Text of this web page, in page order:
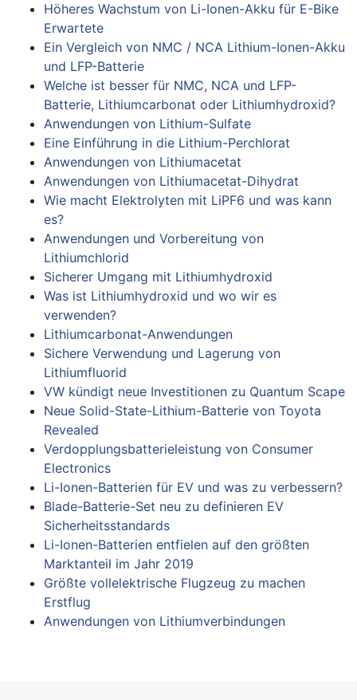
Höheres Wachstum von Li-Ionen-Akku für E-Bike
Erwartete
Ein Vergleich von NMC / NCA Lithium-Ionen-Akku
und LFP-Batterie
Welche ist besser für NMC, NCA und LFP-
Batterie, Lithiumcarbonat oder Lithiumhydroxid?
Anwendungen von Lithium-Sulfate
Eine Einführung in die Lithium-Perchlorat
Anwendungen von Lithiumacetat
Anwendungen von Lithiumacetat-Dihydrat
Wie macht Elektrolyten mit LiPF6 und was kann
es?
Anwendungen und Vorbereitung von
Lithiumchlorid
Sicherer Umgang mit Lithiumhydroxid
Was ist Lithiumhydroxid und wo wir es
verwenden?
Lithiumcarbonat-Anwendungen
Sichere Verwendung und Lagerung von
Lithiumfluorid
VW kündigt neue Investitionen zu Quantum Scape
Neue Solid-State-Lithium-Batterie von Toyota
Revealed
Verdopplungsbatterieleistung von Consumer
Electronics
Li-Ionen-Batterien für EV und was zu verbessern?
Blade-Batterie-Set neu zu definieren EV
Sicherheitsstandards
Li-Ionen-Batterien entfielen auf den größten
Marktanteil im Jahr 2019
Größte vollelektrische Flugzeug zu machen
Erstflug
Anwendungen von Lithiumverbindungen